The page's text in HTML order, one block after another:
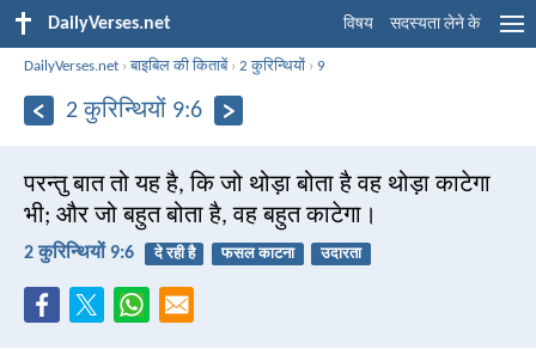
DailyVerses.net विषय सदस्यता लेने के
DailyVerses.net ›बाइबिल की किताबें›2 कुरिन्थियों › 9
2 कुरिन्थियों 9:6
परन्तु बात तो यह है, कि जो थोड़ा बोता है वह थोड़ा काटेगा
भी; और जो बहुत बोता है, वह बहुत काटेगा।
2 कुरिन्थियों 9:6 दे रही है फसल काटना उदारता